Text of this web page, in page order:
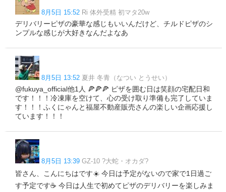
8月5日 15:52 Ri 体外受精 初マタ20w
デリバリーピザの豪華な感じもいいんだけど、チルドピザのシ
ンプルな感じが大好きなんだよなあ
8月5日 13:52 夏井 冬青（なつい とうせい）
@fukuya_official他1人 🍕🍕🍕 ピザを囲む日は笑顔の宅配日和
です！！！冷凍庫を空けて、心の受け取り準備も完了していま
す！！！ふくにゃんと福屋不動産販売さんの楽しい企画応援し
ています！！！
8月5日 13:39 GZ-10 ?大蛇・オカダ?
皆さん、こんにちはです☀️ 今日は予定がないので家で1日過ご
す予定です☕ 今日は人生で初めてピザのデリバリーを楽しみま